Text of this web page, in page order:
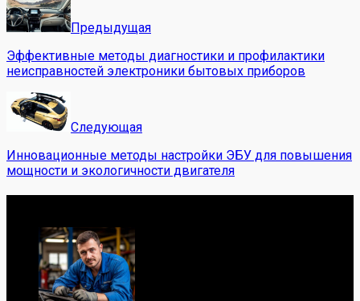
Предыдущая
Эффективные методы диагностики и профилактики
неисправностей электроники бытовых приборов
Следующая
Инновационные методы настройки ЭБУ для повышения
мощности и экологичности двигателя